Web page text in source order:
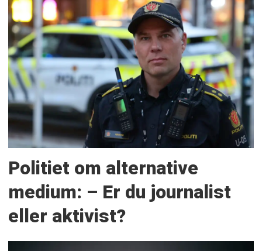
Politiet om alternative
medium: – Er du journalist
eller aktivist?